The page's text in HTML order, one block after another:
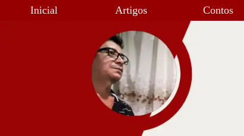
Inicial Artigos Contos